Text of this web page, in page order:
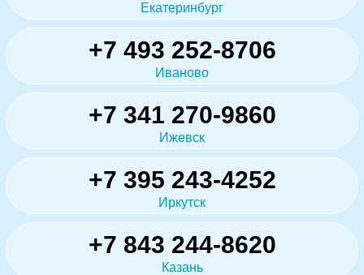
Екатеринбург
+7 493 252-8706
Иваново
+7 341 270-9860
Ижевск
+7 395 243-4252
Иркутск
+7 843 244-8620
Казань